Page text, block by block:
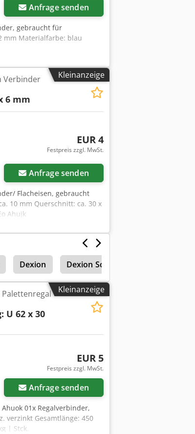
Anfrage senden
gebraucht für
mm Materialfarbe: blau
Kleinanzeige
Verbinder
6 mm
EUR 4
Festpreis zzgl. MwSt.
Anfrage senden
Flacheisen, gebraucht
10 mm Querschnitt: ca. 30 x
Ahujk
Dexion Dexion Schwerlastregale
Kleinanzeige
U 62 x 30
EUR 5
Festpreis zzgl. MwSt.
Anfrage senden
01x Regalverbinder,
verzinkt Gesamtlänge: 450
| Stck.